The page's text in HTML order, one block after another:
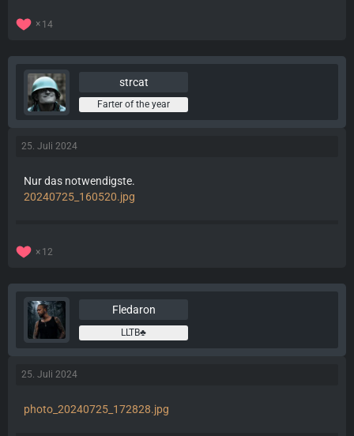
14
strcat
Farter of the year
25. Juli 2024
Nur das notwendigste.
20240725_160520.jpg
12
Fledaron
LLTB♣️
25. Juli 2024
photo_20240725_172828.jpg